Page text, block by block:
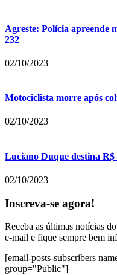
Agreste: Polícia apreende
232
02/10/2023
Motociclista morre após
02/10/2023
Luciano Duque destina
02/10/2023
Inscreva-se agora!
Receba as últimas notícias
e-mail e fique sempre bem
[email-posts-subscribers
group="Public"]